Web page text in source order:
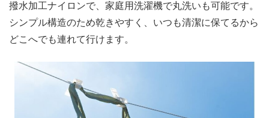
撥水加工ナイロンで、家庭用洗濯機で丸洗いも可能です。
シンプル構造のため乾きやすく、いつも清潔に保てるから
どこへでも連れて行けます。